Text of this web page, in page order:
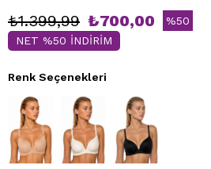
₺1.399,99 ₺700,00 %50
NET %50 İNDİRİM
Renk Seçenekleri